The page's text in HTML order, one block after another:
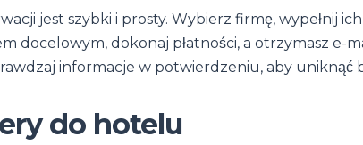
jest szybki i prosty. Wybierz firmę, wypełnij
docelowym, dokonaj płatności, a otrzymasz e-
informacje w potwierdzeniu, aby uniknąć
do hotelu